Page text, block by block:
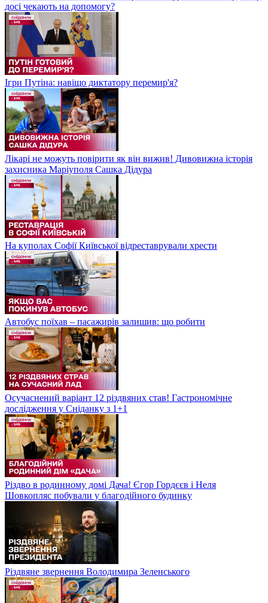
досі чекають на допомогу?
Ігри Путіна: навіщо диктатору перемир'я?
Лікарі не можуть повірити як він вижив! Дивовижна історія
захисника Маріуполя Сашка Дідура
На куполах Софії Київської відреставрували хрести
Автобус поїхав – пасажирів залишив: що робити
Осучаснений варіант 12 різдвяних став! Гастрономічне
дослідження у Сніданку з 1+1
Різдво в родинному домі Дача! Єгор Гордєєв і Неля
Шовкопляс побували у благодійного будинку
Різдвяне звернення Володимира Зеленського